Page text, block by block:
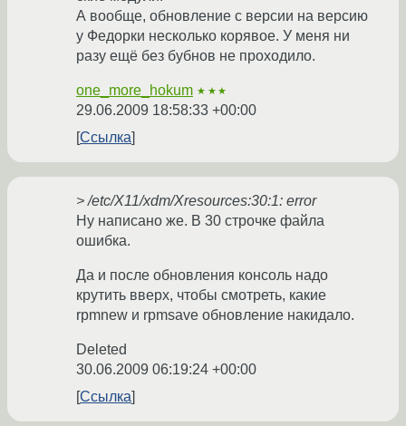
А вообще, обновление с версии на версию
у Федорки несколько корявое. У меня ни
разу ещё без бубнов не проходило.
one_more_hokum ★★★
29.06.2009 18:58:33 +00:00
Ссылка
> /etc/X11/xdm/Xresources:30:1: error
Ну написано же. В 30 строчке файла
ошибка.
Да и после обновления консоль надо
крутить вверх, чтобы смотреть, какие
rpmnew и rpmsave обновление накидало.
Deleted
30.06.2009 06:19:24 +00:00
Ссылка